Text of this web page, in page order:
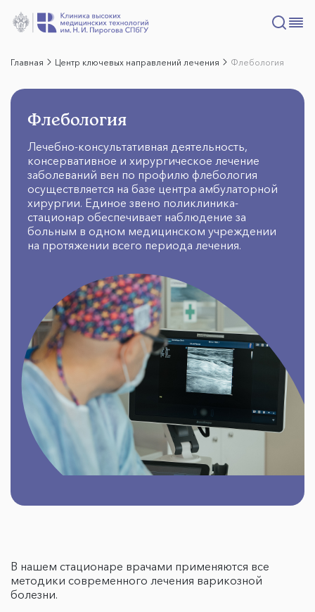
Главная Центр ключевых направлений лечения Флебология
Флебология
Лечебно-консультативная деятельность,
консервативное и хирургическое лечение
заболеваний вен по профилю флебология
осуществляется на базе центра амбулаторной
хирургии. Единое звено поликлиника-
стационар обеспечивает наблюдение за
больным в одном медицинском учреждении
на протяжении всего периода лечения.
В нашем стационаре врачами применяются все
методики современного лечения варикозной
болезни.